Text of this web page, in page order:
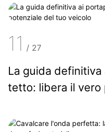
11 / 27
La guida
tetto: libera il vero